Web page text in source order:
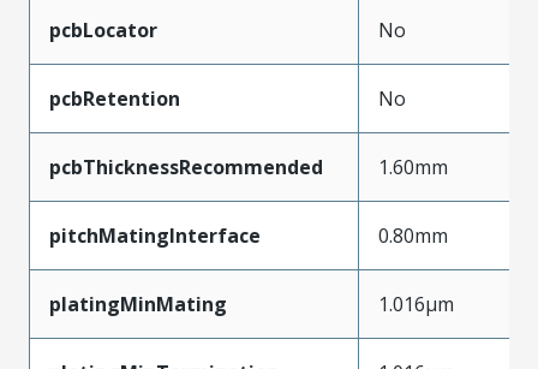
pcbLocator No
pcbRetention No
pcbThicknessRecommended 1.60mm
pitchMatingInterface 0.80mm
platingMinMating 1.016µm